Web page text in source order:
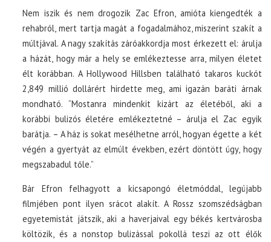
Nem iszik és nem drogozik Zac Efron, amióta kiengedték a
rehabról, mert tartja magát a fogadalmához, miszerint szakít a
múltjával. A nagy szakítás záróakkordja most érkezett el: árulja
a házát, hogy már a hely se emlékeztesse arra, milyen életet
élt korábban. A Hollywood Hillsben található takaros kuckót
2,849 millió dollárért hirdette meg, ami igazán baráti árnak
mondható. “Mostanra mindenkit kizárt az életéből, aki a
korábbi bulizós életére emlékeztetné – árulja el Zac egyik
barátja. – A ház is sokat mesélhetne arról, hogyan égette a két
végén a gyertyát az elmúlt években, ezért döntött úgy, hogy
megszabadul tőle.”
Bár Efron felhagyott a kicsapongó életmóddal, legújabb
filmjében pont ilyen srácot alakít. A Rossz szomszédságban
egyetemistát játszik, aki a haverjaival egy békés kertvárosba
költözik, és a nonstop bulizással pokollá teszi az ott élők